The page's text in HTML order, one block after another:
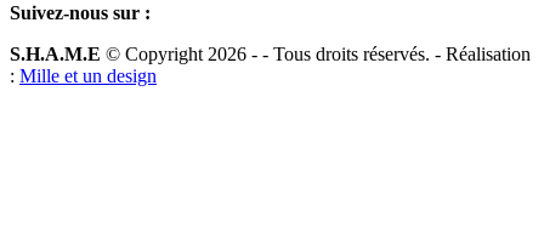
Suivez-nous sur :
S.H.A.M.E © Copyright 2026 - - Tous droits réservés. - Réalisation
: Mille et un design